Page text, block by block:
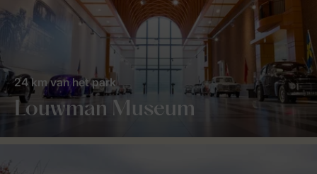
Louwman Museum
24 km van het park